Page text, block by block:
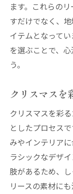
ます。これらの
すだけでなく、
イテムとなって
を選ぶことで、
う。
クリスマスを
クリスマスを彩
としたプロセス
みやインテリア
ラシックなデザ
肢があるため、し
リースの素材に